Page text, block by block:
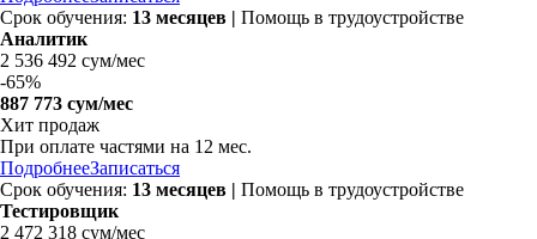
Срок обучения: 13 месяцев | Помощь в трудоустройстве
Аналитик
2 536 492 сум/мес
-65%
887 773 сум/мес
Хит продаж
При оплате частями на 12 мес.
ПодробнееЗаписаться
Срок обучения: 13 месяцев | Помощь в трудоустройстве
Тестировщик
2 472 318 сум/мес